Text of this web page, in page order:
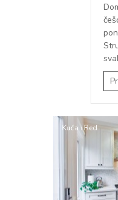
Kuća i Red